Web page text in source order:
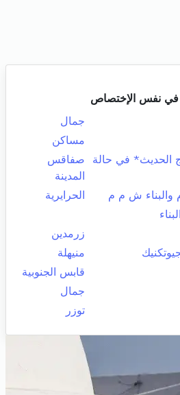
نفس الإختصاص
جمال
مساكن
الحديث* في حالة
صفاقس
المدينة
والبناء ش م م
الحرايرية
زرمدين
منيهلة
قابس الجنوبية
جمال
توزر